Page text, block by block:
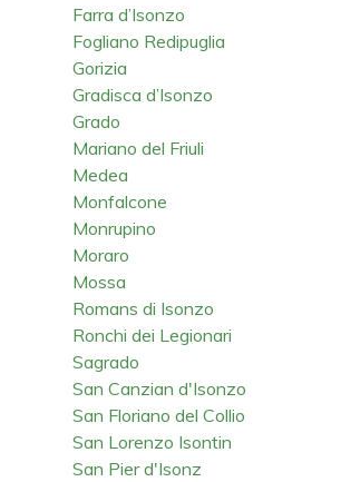
Farra d’Isonzo
Fogliano Redipuglia
Gorizia
Gradisca d’Isonzo
Grado
Mariano del Friuli
Medea
Monfalcone
Monrupino
Moraro
Mossa
Romans di Isonzo
Ronchi dei Legionari
Sagrado
San Canzian d'Isonzo
San Floriano del Collio
San Lorenzo Isontin
San Pier d'Isonz